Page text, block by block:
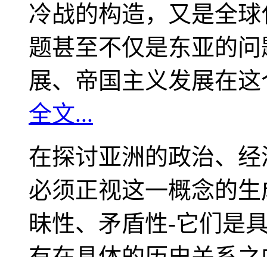
冷战的构造，又是全
题甚至不仅是东亚的
展、帝国主义发展在
全文...
在探讨亚洲的政治、
必须正视这一概念的
昧性、矛盾性-它们是